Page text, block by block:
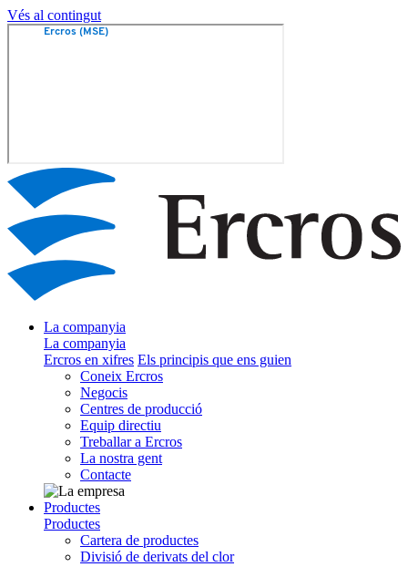
Vés al contingut
La companyia
La companyia
Ercros en xifres Els principis que ens guien
Coneix Ercros
Negocis
Centres de producció
Equip directiu
Treballar a Ercros
La nostra gent
Contacte
Productes
Productes
Cartera de productes
Divisió de derivats del clor